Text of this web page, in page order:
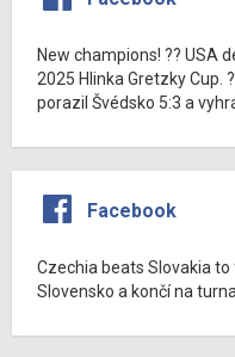
New champions! ?? USA
2025 Hlinka Gretzky Cup.
porazil Švédsko 5:3 a
Facebook
Czechia beats Slovakia
Slovensko a končí na